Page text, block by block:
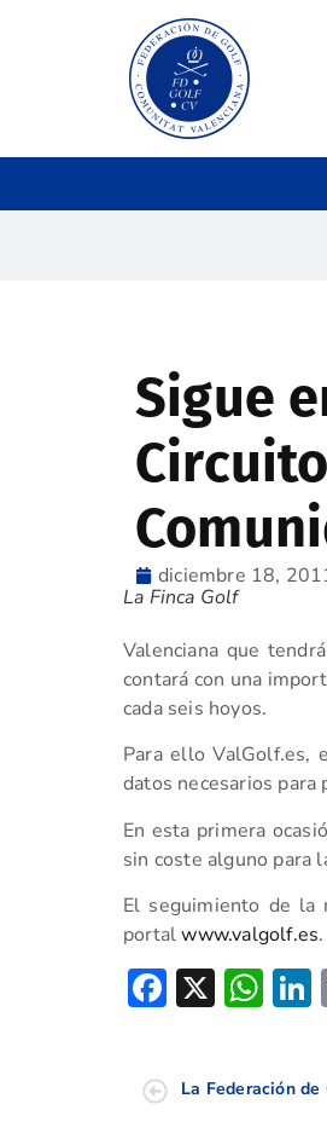
Sigue
diciembre 18,
La Finca Golf
Valenciana que
contará con una
cada seis hoyos.
Para ello ValGolf.es,
datos necesarios
En esta primera
sin coste alguno para
El seguimiento de la
portalwww.valgolf.es.
X